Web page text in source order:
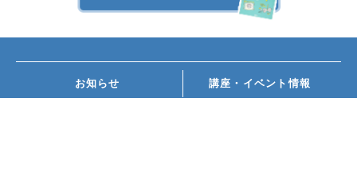
お知らせ 講座・イベント情報